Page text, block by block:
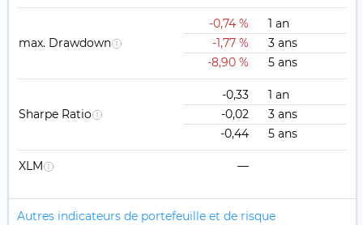
max. Drawdown
-0,74 %
1 an
-1,77 %
3 ans
-8,90 %
5 ans
Sharpe Ratio
-0,33
1 an
-0,02
3 ans
-0,44
5 ans
XLM —
Autres indicateurs de portefeuille et de risque